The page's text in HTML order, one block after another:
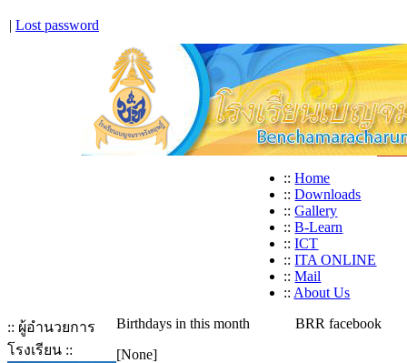
| Lost password
:: Home
:: Downloads
:: Gallery
:: B-Learn
:: ICT
:: ITA ONLINE
:: Mail
:: About Us
:: ผู้อำนวยการ
โรงเรียน ::
Birthdays in this month
[None]
BRR facebook